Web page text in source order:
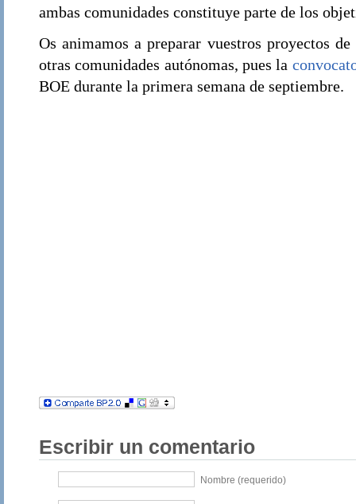
ambas comunidades constituye parte de los
Os animamos a preparar vuestros proyectos
otras comunidades autónomas, pues la
BOE durante la primera semana de septiembre.
Escribir un comentario
Nombre (requerido)